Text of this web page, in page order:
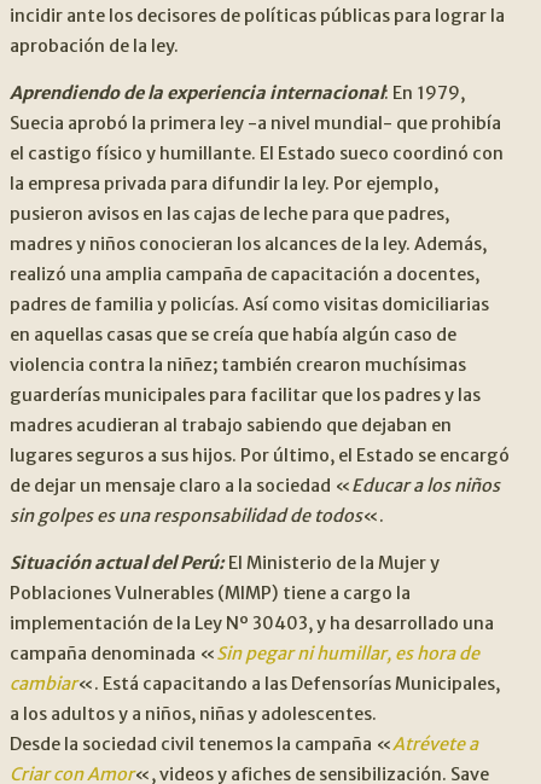
incidir ante los decisores de políticas públicas para lograr la
aprobación de la ley.
Aprendiendo de la experiencia internacional: En 1979,
Suecia aprobó la primera ley -a nivel mundial- que prohibía
el castigo físico y humillante. El Estado sueco coordinó con
la empresa privada para difundir la ley. Por ejemplo,
pusieron avisos en las cajas de leche para que padres,
madres y niños conocieran los alcances de la ley. Además,
realizó una amplia campaña de capacitación a docentes,
padres de familia y policías. Así como visitas domiciliarias
en aquellas casas que se creía que había algún caso de
violencia contra la niñez; también crearon muchísimas
guarderías municipales para facilitar que los padres y las
madres acudieran al trabajo sabiendo que dejaban en
lugares seguros a sus hijos. Por último, el Estado se encargó
de dejar un mensaje claro a la sociedad «Educar a los niños
sin golpes es una responsabilidad de todos«.
Situación actual del Perú: El Ministerio de la Mujer y
Poblaciones Vulnerables (MIMP) tiene a cargo la
implementación de la Ley Nº 30403, y ha desarrollado una
campaña denominada «Sin pegar ni humillar, es hora de
cambiar«. Está capacitando a las Defensorías Municipales,
a los adultos y a niños, niñas y adolescentes.
Desde la sociedad civil tenemos la campaña «Atrévete a
Criar con Amor«, videos y afiches de sensibilización. Save